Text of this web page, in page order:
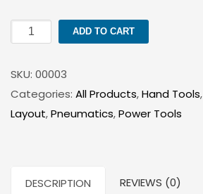
DeWALT
DW920K-
2
7.2-
Volt
Two-
ADD TO CART
SKU: 00003
Categories: All Products,Hand Tools,
Layout,Pneumatics,Power Tools
DESCRIPTION REVIEWS (0)